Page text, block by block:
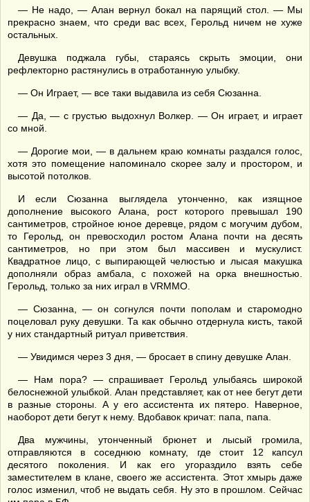
— Не надо, — Алан вернул бокал на парящий стол. — Мы
прекрасно знаем, что среди вас всех, Герольд ничем не хуже
остальных.
Девушка поджала губы, стараясь скрыть эмоции, они
рефлекторно растянулись в отработанную улыбку.
— Он Играет, — все таки выдавила из себя Сюзанна.
— Да, — с грустью выдохнул Волкер. — Он играет, и играет
со мной.
— Дорогие мои, — в дальнем краю комнаты раздался голос,
хотя это помещение напоминало скорее залу и простором, и
высотой потолков.
И если Сюзанна выглядела утонченно, как изящное
дополнение высокого Алана, рост которого превышал 190
сантиметров, стройное юное деревце, рядом с могучим дубом,
то Герольд, он превосходил ростом Алана почти на десять
сантиметров, но при этом был массивен и мускулист.
Квадратное лицо, с выпирающей челюстью и лысая макушка
дополняли образ амбала, с похожей на орка внешностью.
Герольд, только за них играл в VRMMO.
— Сюзанна, — он согнулся почти пополам и старомодно
поцеловал руку девушки. Та как обычно отдернула кисть, такой
у них стандартный ритуал приветствия.
— Увидимся через 3 дня, — бросает в спину девушке Алан.
— Нам пора? — спрашивает Герольд улыбаясь широкой
белоснежной улыбкой. Алан представляет, как от нее бегут дети
в разные стороны. А у его ассистента их пятеро. Наверное,
наоборот дети бегут к нему. Вдобавок кричат: папа, папа.
Два мужчины, утонченный брюнет и лысый громила,
отправляются в соседнюю комнату, где стоит 12 капсул
десятого поколения. И как его угораздило взять себе
заместителем в клане, своего же ассистента. Этот хмырь даже
голос изменил, чтоб не выдать себя. Ну это в прошлом. Сейчас